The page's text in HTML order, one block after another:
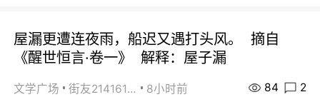
屋漏更遭连夜雨，船迟又遇打头风。 摘自
《醒世恒言·卷一》 解释：屋子漏
文学广场 街友21416156 8小时前 84 2